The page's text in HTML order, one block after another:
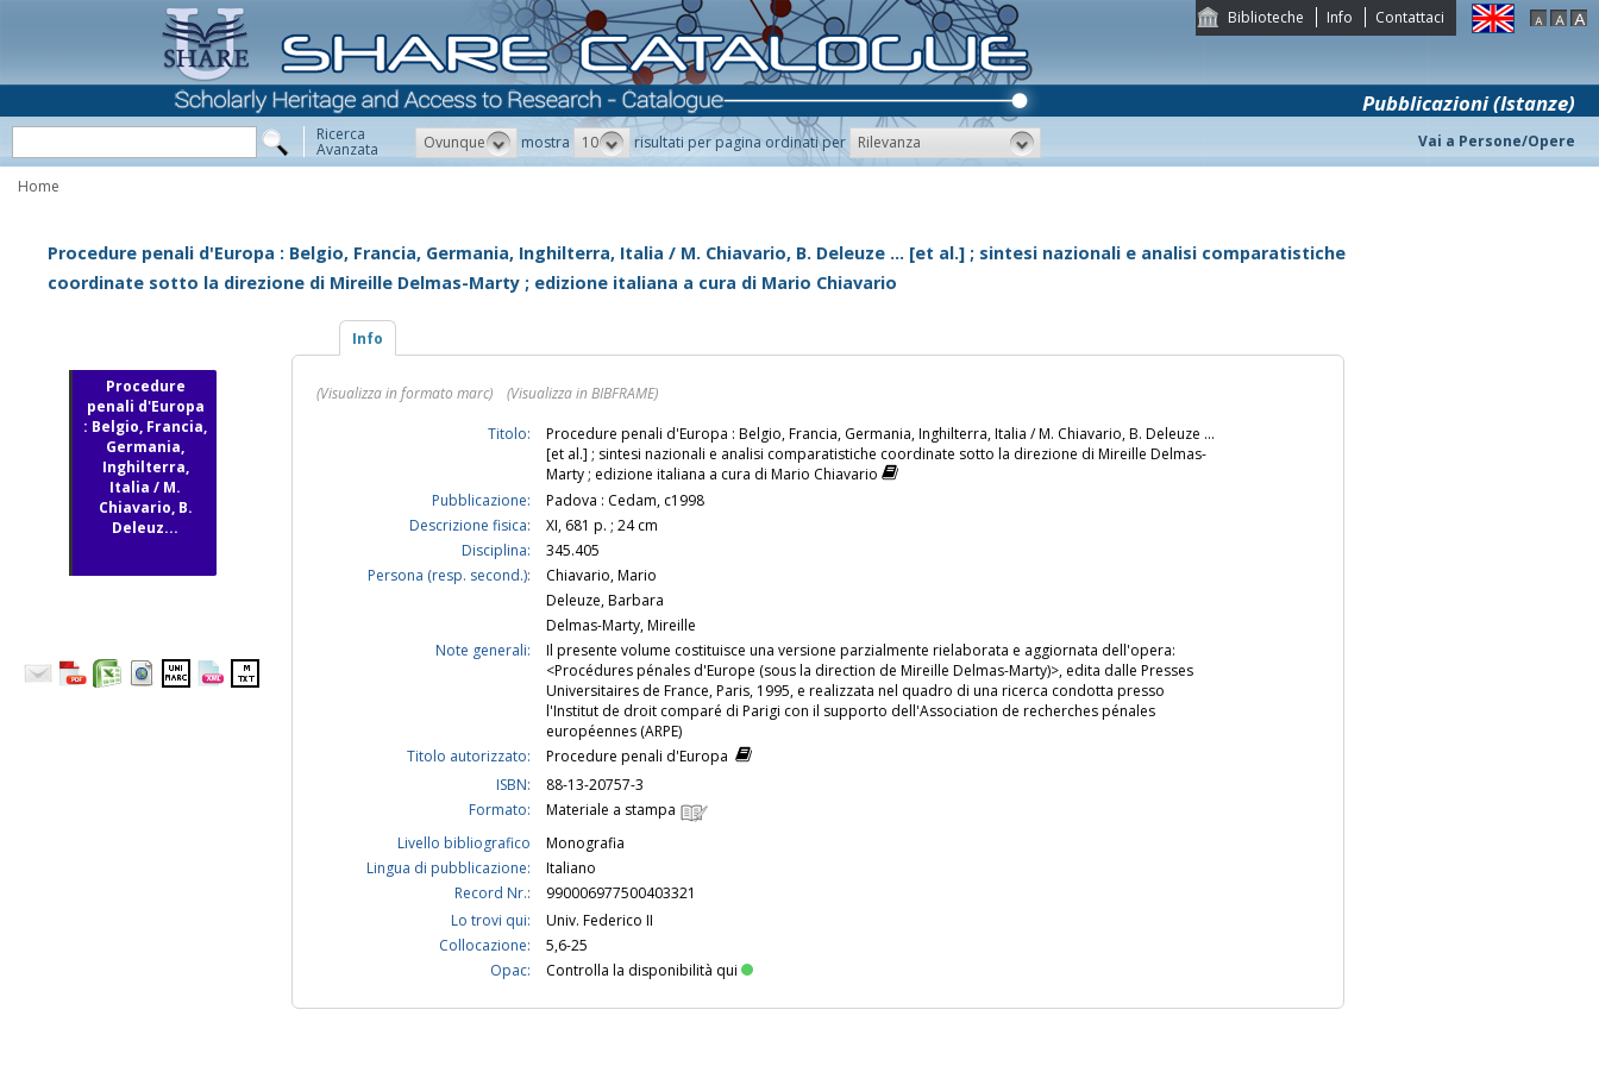
Biblioteche Info Contattaci
Pubblicazioni (Istanze)
Ricerca
Avanzata Ovunque mostra 10 risultati per pagina ordinati per Rilevanza Vai a Persone/Opere
Home
Procedure penali d'Europa : Belgio, Francia, Germania, Inghilterra, Italia / M. Chiavario, B. Deleuze ... [et al.] ; sintesi nazionali e analisi comparatistiche
coordinate sotto la direzione di Mireille Delmas-Marty ; edizione italiana a cura di Mario Chiavario
Procedure
penali d'Europa
: Belgio, Francia,
Germania,
Inghilterra,
Italia / M.
Chiavario, B.
Deleuz...
Info
(Visualizza in formato marc)
(Visualizza in BIBFRAME)
Titolo:
Procedure penali d'Europa : Belgio, Francia, Germania, Inghilterra, Italia / M. Chiavario, B. Deleuze ...
[et al.] ; sintesi nazionali e analisi comparatistiche coordinate sotto la direzione di Mireille Delmas-
Marty ; edizione italiana a cura di Mario Chiavario
Pubblicazione:
Padova : Cedam, c1998
Descrizione fisica:
XI, 681 p. ; 24 cm
Disciplina:
345.405
Persona (resp. second.):
Chiavario, Mario
Deleuze, Barbara
Delmas-Marty, Mireille
Note generali:
Il presente volume costituisce una versione parzialmente rielaborata e aggiornata dell'opera:
<Procédures pénales d'Europe (sous la direction de Mireille Delmas-Marty)>, edita dalle Presses
Universitaires de France, Paris, 1995, e realizzata nel quadro di una ricerca condotta presso
l'Institut de droit comparé di Parigi con il supporto dell'Association de recherches pénales
européennes (ARPE)
Titolo autorizzato:
Procedure penali d'Europa
ISBN:
88-13-20757-3
Formato:
Materiale a stampa
Livello bibliografico
Monografia
Lingua di pubblicazione:
Italiano
Record Nr.:
990006977500403321
Lo trovi qui:
Univ. Federico II
Collocazione:
5,6-25
Opac:
Controlla la disponibilità qui